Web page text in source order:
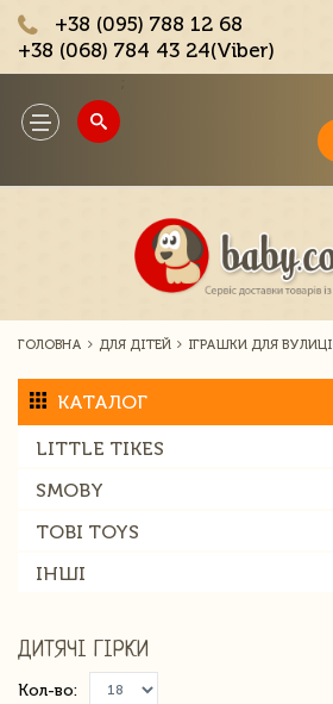
+38 (095) 788 12 68
+38 (068) 784 43 24(Viber)
Toggle
navigation
ГОЛОВНА ДЛЯ ДІТЕЙ ІГРАШКИ ДЛЯ ВУЛИЦІ
КАТАЛОГ
LITTLE TIKES
SMOBY
TOBI TOYS
ІНШІ
ДИТЯЧІ ГІРКИ
Кол-во: